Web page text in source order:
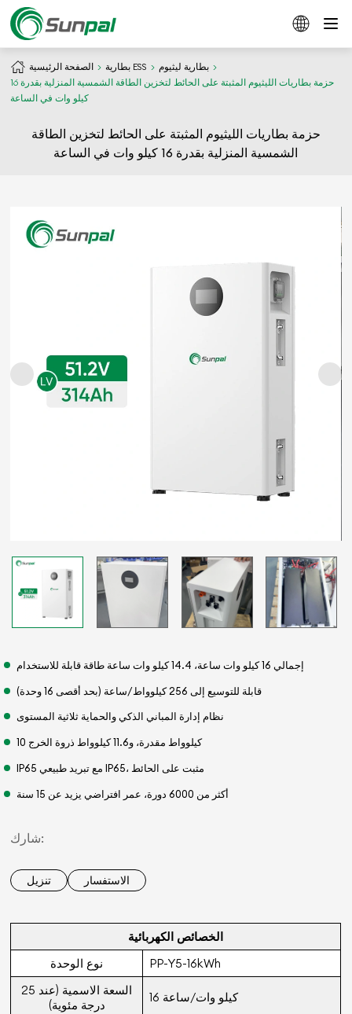
الصفحة الرئيسية بطارية ESS
بطارية ليثيوم
حزمة بطاريات الليثيوم المثبتة على الحائط لتخزين الطاقة الشمسية المنزلية بقدرة 16
كيلو وات في الساعة
حزمة بطاريات الليثيوم المثبتة على الحائط لتخزين الطاقة
الشمسية المنزلية بقدرة 16 كيلو وات في الساعة
إجمالي 16 كيلو وات ساعة، 14.4 كيلو وات ساعة طاقة قابلة للاستخدام
قابلة للتوسيع إلى 256 كيلوواط/ساعة (بحد أقصى 16 وحدة)
نظام إدارة المباني الذكي والحماية ثلاثية المستوى
10 كيلوواط مقدرة، و11.6 كيلوواط ذروة الخرج
IP65 مع تبريد طبيعي IP65، مثبت على الحائط
أكثر من 6000 دورة، عمر افتراضي يزيد عن 15 سنة
شارك:
تنزيل الاستفسار
الخصائص الكهربائية
نوع الوحدة
PP-Y5-16kWh
السعة الاسمية (عند 25
درجة مئوية)
16 كيلو وات/ساعة